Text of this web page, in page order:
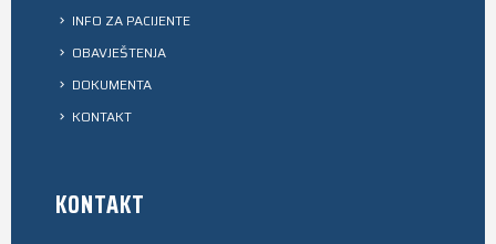
INFO ZA PACIJENTE
OBAVJEŠTENJA
DOKUMENTA
KONTAKT
KONTAKT